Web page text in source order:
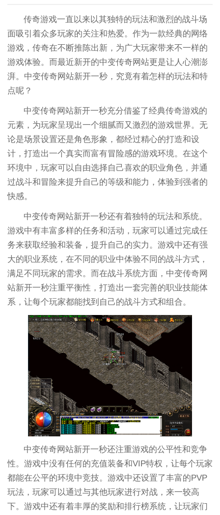
传奇游戏一直以来以其独特的玩法和激烈的战斗场
面吸引着众多玩家的关注和热爱。作为一款经典的网络
游戏，传奇在不断推陈出新，为广大玩家带来不一样的
游戏体验。而最近新开的中变传奇网站更是让人心潮澎
湃。中变传奇网站新开一秒，究竟有着怎样的玩法和特
点呢？
中变传奇网站新开一秒充分借鉴了经典传奇游戏的
元素，为玩家呈现出一个细腻而又激烈的游戏世界。无
论是场景设置还是角色形象，都经过精心的打造和设
计，打造出一个真实而富有冒险感的游戏环境。在这个
环境中，玩家可以自由选择自己喜欢的职业角色，并通
过战斗和冒险来提升自己的等级和能力，体验到强者的
快感。
中变传奇网站新开一秒还有着独特的玩法和系统。
游戏中有丰富多样的任务和活动，玩家可以通过完成任
务来获取经验和装备，提升自己的实力。游戏中还有强
大的职业系统，在不同的职业中体验不同的战斗方式，
满足不同玩家的需求。而在战斗系统方面，中变传奇网
站新开一秒注重平衡性，打造出一套完善的职业技能体
系，让每个玩家都能找到自己的战斗方式和组合。
中变传奇网站新开一秒还注重游戏的公平性和竞争
性。游戏中没有任何的充值装备和VIP特权，让每个玩家
都能在公平的环境中竞技。游戏中还设置了丰富的PVP
玩法，玩家可以通过与其他玩家进行对战，来一较高
下。游戏中还有着丰厚的奖励和排行榜系统，让玩家们